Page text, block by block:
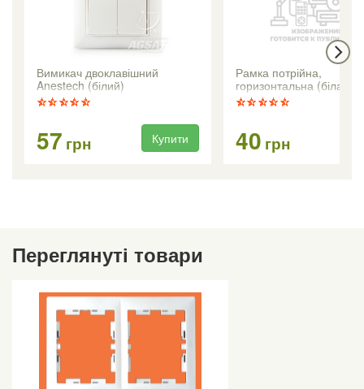
Вимикач двоклавішний
Anestech (білий)
57 грн Купити
Рамка потрійна,
горизонтальна (біла)
40 грн
Переглянуті товари